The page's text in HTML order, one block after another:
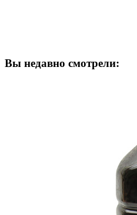
Вы недавно смотрели: